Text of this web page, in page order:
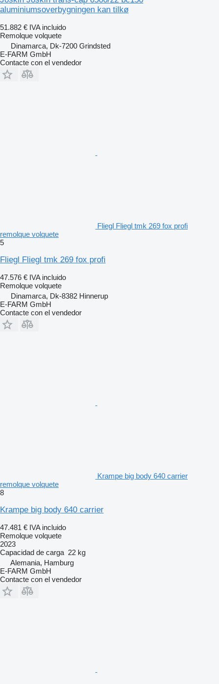
aluminiumsoverbygningen kan tilkø
51.882 € IVA incluido
Remolque volquete
Dinamarca, Dk-7200 Grindsted
E-FARM GmbH
Contacte con el vendedor
Fliegl Fliegl tmk 269 fox profi
remolque volquete
5
Fliegl Fliegl tmk 269 fox profi
47.576 € IVA incluido
Remolque volquete
Dinamarca, Dk-8382 Hinnerup
E-FARM GmbH
Contacte con el vendedor
Krampe big body 640 carrier
remolque volquete
8
Krampe big body 640 carrier
47.481 € IVA incluido
Remolque volquete
2023
Capacidad de carga 22 kg
Alemania, Hamburg
E-FARM GmbH
Contacte con el vendedor